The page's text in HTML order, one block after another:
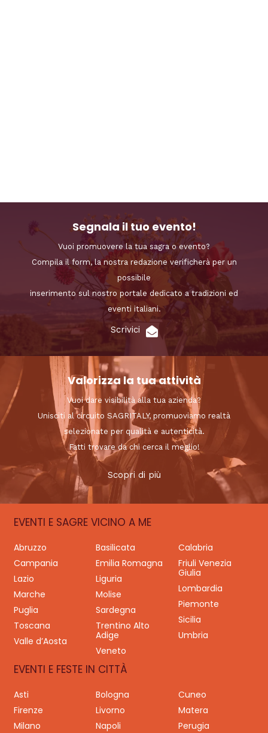
Segnala il tuo evento!
Vuoi promuovere la tua sagra o evento?
Compila il form, la nostra redazione verificherà per un
possibile
inserimento sul nostro portale dedicato a tradizioni ed
eventi italiani.
Scrivici
Valorizza la tua attività
Vuoi dare visibilità alla tua azienda?
Unisciti al circuito SAGRITALY, promuoviamo realtà
selezionate per qualità e autenticità.
Fatti trovare da chi cerca il meglio!
Scopri di più
EVENTI E SAGRE VICINO A ME
Abruzzo Basilicata
Calabria
Campania
Emilia Romagna
Friuli Venezia
Giulia
Lazio
Liguria
Lombardia
Marche
Molise
Piemonte
Puglia
Sardegna
Sicilia
Toscana
Trentino Alto
Adige
Umbria
Valle d’Aosta
Veneto
EVENTI E FESTE IN CITTÀ
Asti Bologna
Cuneo
Firenze
Livorno
Matera
Milano
Napoli
Perugia